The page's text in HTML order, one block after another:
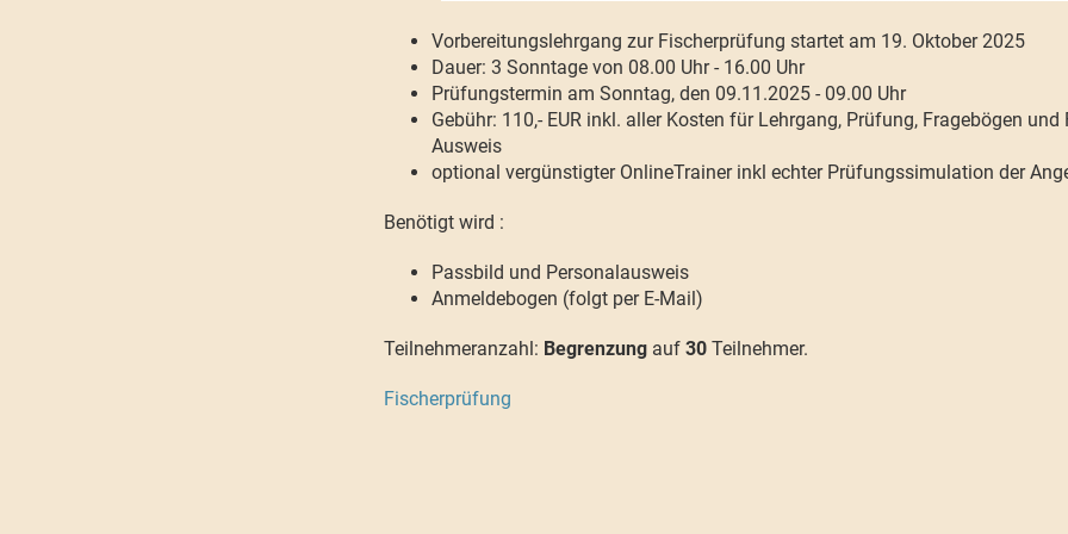
Vorbereitungslehrgang zur Fischerprüfung startet am 19. Oktober 2025
Dauer: 3 Sonntage von 08.00 Uhr - 16.00 Uhr
Prüfungstermin am Sonntag, den 09.11.2025 - 09.00 Uhr
Gebühr: 110,- EUR inkl. aller Kosten für Lehrgang, Prüfung, Fragebögen
Ausweis
optional vergünstigter OnlineTrainer inkl echter Prüfungssimulation der
Benötigt wird :
Passbild und Personalausweis
Anmeldebogen (folgt per E-Mail)
Teilnehmeranzahl: Begrenzungauf 30Teilnehmer.
Fischerprüfung